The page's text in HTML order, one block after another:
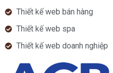
Thiết kế web bán hàng
Thiết kế web spa
Thiết kế web doanh nghiệp